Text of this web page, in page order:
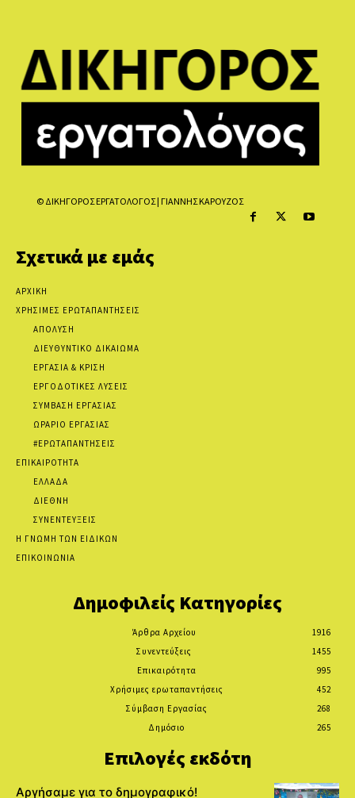
© ΔΙΚΗΓΟΡΟΣ ΕΡΓΑΤΟΛΟΓΟΣ | ΓΙΑΝΝΗΣ ΚΑΡΟΥΖΟΣ
Σχετικά με εμάς
ΑΡΧΙΚΗ
ΧΡΗΣΙΜΕΣ ΕΡΩΤΑΠΑΝΤΗΣΕΙΣ
ΑΠΟΛΥΣΗ
ΔΙΕΥΘΥΝΤΙΚΟ ΔΙΚΑΙΩΜΑ
ΕΡΓΑΣΙΑ & ΚΡΙΣΗ
ΕΡΓΟΔΟΤΙΚΕΣ ΛΥΣΕΙΣ
ΣΥΜΒΑΣΗ ΕΡΓΑΣΙΑΣ
ΩΡΑΡΙΟ ΕΡΓΑΣΙΑΣ
#ΕΡΩΤΑΠΑΝΤΗΣΕΙΣ
ΕΠΙΚΑΙΡΟΤΗΤΑ
ΕΛΛΑΔΑ
ΔΙΕΘΝΗ
ΣΥΝΕΝΤΕΥΞΕΙΣ
Η ΓΝΩΜΗ ΤΩΝ ΕΙΔΙΚΩΝ
ΕΠΙΚΟΙΝΩΝΙΑ
Δημοφιλείς Κατηγορίες
Άρθρα Αρχείου
1916
Συνεντεύξεις
1455
Επικαιρότητα
995
Χρήσιμες ερωταπαντήσεις
452
Σύμβαση Εργασίας
268
Δημόσιο
265
Επιλογές εκδότη
Αργήσαμε για το δημογραφικό!